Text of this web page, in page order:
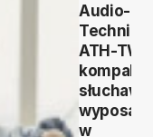
Audio-
Technica
ATH-
słuchawki
w